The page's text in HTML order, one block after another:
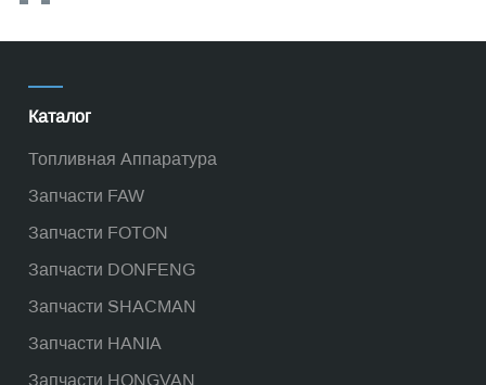
Каталог
Топливная Аппаратура
Запчасти FAW
Запчасти FOTON
Запчасти DONFENG
Запчасти SHACMAN
Запчасти HANIA
Запчасти HONGVAN